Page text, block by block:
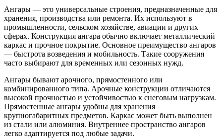
Ангары — это универсальные строения, предназначенные для
хранения, производства или ремонта. Их используют в
промышленности, сельском хозяйстве, авиации и других
сферах. Конструкция ангара обычно включает металлический
каркас и прочное покрытие. Основное преимущество ангаров
— быстрота возведения и мобильность. Такие сооружения
часто выбирают для временных или сезонных нужд.
Ангары бывают арочного, прямостенного или
комбинированного типа. Арочные конструкции отличаются
высокой прочностью и устойчивостью к снеговым нагрузкам.
Прямостенные ангары удобны для хранения
крупногабаритных предметов. Каркас может быть выполнен
из стали или алюминия. Внутреннее пространство ангаров
легко адаптируется под любые задачи.